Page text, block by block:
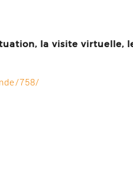
la visite virtuelle,
758/